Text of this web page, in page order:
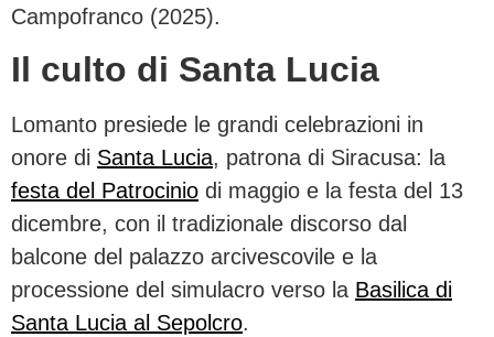
Campofranco (2025).
Il culto di Santa Lucia
Lomanto presiede le grandi celebrazioni in
onore di Santa Lucia, patrona di Siracusa: la
festa del Patrocinio di maggio e la festa del 13
dicembre, con il tradizionale discorso dal
balcone del palazzo arcivescovile e la
processione del simulacro verso la Basilica di
Santa Lucia al Sepolcro.